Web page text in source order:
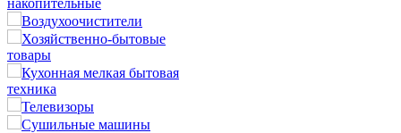
накопительные
Воздухоочистители
Хозяйственно-бытовые
товары
Кухонная мелкая бытовая
техника
Телевизоры
Сушильные машины